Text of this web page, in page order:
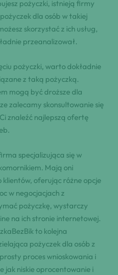
pożyczki, istnieją firmy
dla osób w takiej
skorzystać‌ z ich usług,
przeanalizował.
pożyczki, warto dokładnie
z taką⁤ pożyczką.
mogą być droższe⁢ dla
zalecamy skonsultowanie się
znaleźć najlepszą ofertę
specjalizująca się w
Mają oni
klientów, oferując różne opcje
w negocjacjach z
pożyczkę, wystarczy
na ich​ stronie internetowej.
to kolejna
pożyczek dla osób z
proces wnioskowania i
jak niskie⁣ oprocentowanie i